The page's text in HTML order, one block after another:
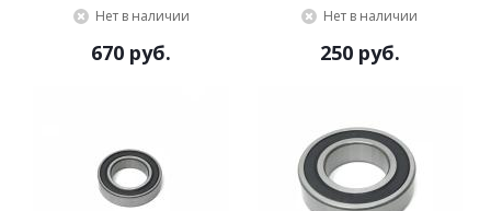
Нет в наличии
670 руб.
Нет в наличии
250 руб.